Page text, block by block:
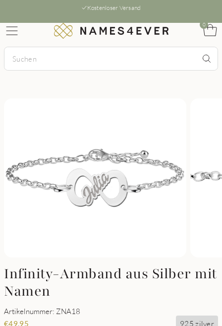
Kostenloser Versand
0
Infinity-Armband aus Silber mit
Namen
Artikelnummer: ZNA18
€49,95 925 zilver